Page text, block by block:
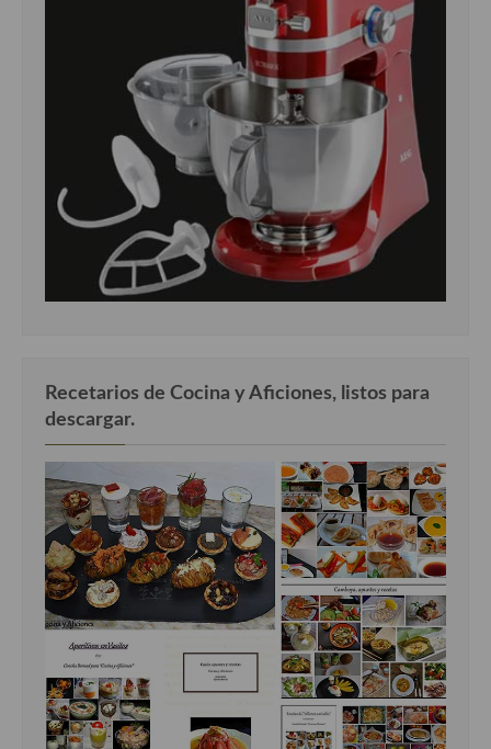
Recetarios de Cocina y Aficiones, listos para
descargar.